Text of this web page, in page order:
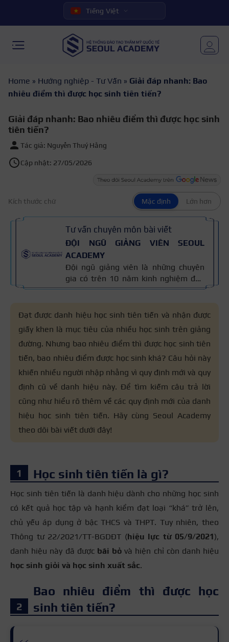
Tiếng Việt
Home » Hướng nghiệp - Tư Vấn » Giải đáp nhanh: Bao
nhiêu điểm thì được học sinh tiên tiến?
Giải đáp nhanh: Bao nhiêu điểm thì được học sinh
tiên tiến?
Tác giả: Nguyễn Thuý Hằng
Cập nhật: 27/05/2026
Kích thước chữ Mặc định Lớn hơn
Tư vấn chuyên môn bài viết
ĐỘI NGŨ GIẢNG VIÊN SEOUL
ACADEMY
Đội ngũ giảng viên là những chuyên
gia có trên 10 năm kinh nghiệm đào
tạo nghề và kiến thức thẩm mỹ
nối mi, trang điểm, tóc. Nội dung bài
viết được xây dựng dựa trên giáo trình
đào tạo và kinh nghiệm giảng dạy
thực tế, đồng thời được cập nhật
thường xuyên để đảm bảo tính chính
xác.
Đạt được danh hiệu học sinh tiên tiến và nhận được
giấy khen là mục tiêu của nhiều học sinh trên giảng
đường. Nhưng bao nhiêu điểm thì được học sinh tiên
tiến, bao nhiêu điểm được học sinh khá? Câu hỏi này
khiến nhiều người nhập nhằng vì quy định mới và quy
định cũ về danh hiệu này. Để tìm kiếm câu trả lời
cũng như hiểu rõ thêm về các quy định mới của danh
hiệu học sinh tiên tiến. Hãy cùng Seoul Academy
theo dõi bài viết dưới đây!
Học sinh tiên tiến là gì?
Học sinh tiên tiến là danh hiệu dành cho những học sinh
có kết quả học tập và hạnh kiểm đạt loại “khá” trở lên,
chủ yếu áp dụng ở bậc THCS và THPT. Tuy nhiên, theo
Thông tư 22/2021/TT-BGDĐT (hiệu lực từ 05/9/2021),
danh hiệu này đã được bãi bỏ và hiện chỉ còn danh hiệu
học sinh giỏi và học sinh xuất sắc.
Bao nhiêu điểm thì được học
sinh tiên tiến?